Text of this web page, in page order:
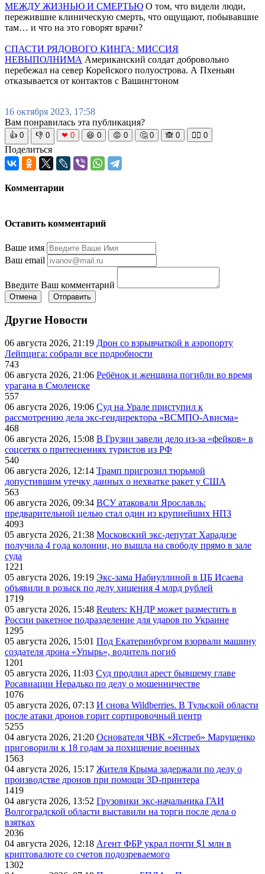
МЕЖДУ ЖИЗНЬЮ И СМЕРТЬЮ О том, что видели люди,
пережившие клиническую смерть, что ощущают, побывавшие
там… и что на это говорят врачи?
СПАСТИ РЯДОВОГО КИНГА: МИССИЯ
НЕВЫПОЛНИМА Американский солдат добровольно
перебежал на север Корейского полуострова. А Пхеньян
отказывается от контактов с Вашингтоном
16 октября 2023, 17:58
Вам понравилась эта публикация?
👍 0 👎 0 ❤ 0 😆 0 😡 0 🤔 0 🙈 0 🧘‍♀️ 0
Поделиться
Комментарии
Оставить комментарий
Ваше имя
Ваш email
Введите Ваш комментарий
Отмена Отправить
Другие Новости
06 августа 2026, 21:19 Дрон со взрывчаткой в аэропорту
Лейпцига: собрали все подробности
743
06 августа 2026, 21:06 Ребёнок и женщина погибли во время
урагана в Смоленске
557
06 августа 2026, 19:06 Суд на Урале приступил к
рассмотрению дела экс-гендиректора «ВСМПО-Ависма»
468
06 августа 2026, 15:08 В Грузии завели дело из-за «фейков» в
соцсетях о притеснениях туристов из РФ
540
06 августа 2026, 12:14 Трамп пригрозил тюрьмой
допустившим утечку данных о нехватке ракет у США
563
06 августа 2026, 09:34 ВСУ атаковали Ярославль:
предварительной целью стал один из крупнейших НПЗ
4093
05 августа 2026, 21:38 Московский экс-депутат Харадизе
получила 4 года колонии, но вышла на свободу прямо в зале
суда
1221
05 августа 2026, 19:19 Экс-зама Набиуллиной в ЦБ Исаева
объявили в розыск по делу хищения 4 млрд рублей
1719
05 августа 2026, 15:48 Reuters: КНДР может разместить в
России ракетное подразделение для ударов по Украине
1295
05 августа 2026, 15:01 Под Екатеринбургом взорвали машину
создателя дрона «Упырь», водитель погиб
1201
05 августа 2026, 11:03 Суд продлил арест бывшему главе
Росавиации Нерадько по делу о мошенничестве
1076
05 августа 2026, 07:13 И снова Wildberries. В Тульской области
после атаки дронов горит сортировочный центр
5255
04 августа 2026, 21:20 Основателя ЧВК «Ястреб» Марущенко
приговорили к 18 годам за похищение военных
1563
04 августа 2026, 15:17 Жителя Крыма задержали по делу о
производстве дронов при помощи 3D‑принтера
1419
04 августа 2026, 13:52 Грузовики экс-начальника ГАИ
Волгоградской области выставили на торги после дела о
взятках
2036
04 августа 2026, 12:18 Агент ФБР украл почти $1 млн в
криптовалюте со счетов подозреваемого
1302